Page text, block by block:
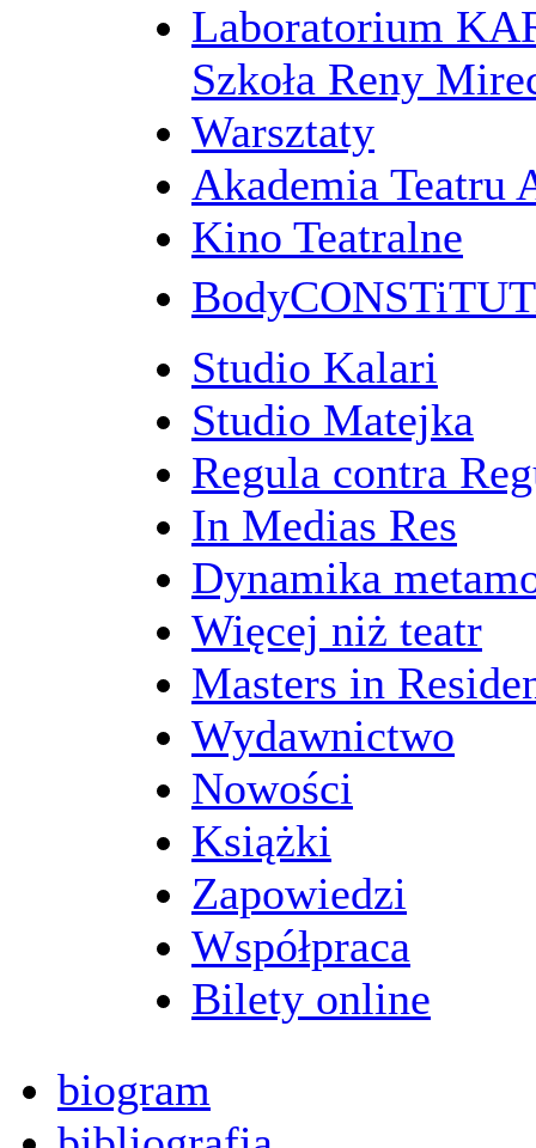
Laboratorium
Szkoła Reny
Warsztaty
Akademia Teatru
Kino Teatralne
Studio Kalari
Studio Matejka
Regula contra
In Medias Res
Dynamika
Więcej niż teatr
Masters in
Wydawnictwo
Nowości
Książki
Zapowiedzi
Współpraca
Bilety online
biogram